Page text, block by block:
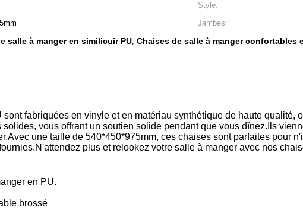
Style:
Jambes:
salle à manger en similicuir PU, Chaises de salle à manger confortables
fabriquées en vinyle et en matériau synthétique de haute qualité,
vous offrant un soutien solide pendant que vous dînez.Ils
une taille de 540*450*975mm, ces chaises sont parfaites pour
plus et relookez votre salle à manger avec nos
en PU.
brossé